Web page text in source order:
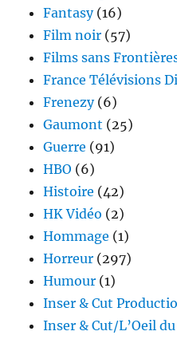
Fantasy(16)
Film noir (57)
Films sans
France Télévisions
Frenezy(6)
Gaumont (25)
Guerre (91)
HBO (6)
Histoire (42)
HK Vidéo (2)
Hommage (1)
Horreur (297)
Humour (1)
Inser & Cut
Inser & Cut/L’Oeil